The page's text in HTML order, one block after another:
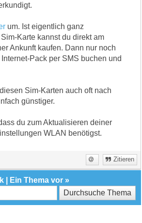
um. Ist eigentlich ganz
Karte kannst du direkt am
Ankunft kaufen. Dann nur noch
Pack per SMS buchen und
Sim-Karten auch oft nach
günstiger.
du zum Aktualisieren deiner
WLAN benötigst.
Zitieren
Ein Thema vor »